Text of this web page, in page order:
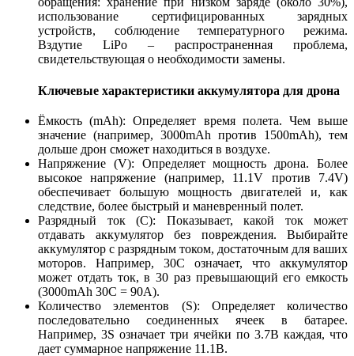
использование сертифицированных зарядных
устройств, соблюдение температурного режима.
Вздутие LiPo – распространенная проблема,
свидетельствующая о необходимости замены.
Ключевые характеристики аккумулятора для дрона
Ёмкость (mAh): Определяет время полета. Чем выше
значение (например, 3000mAh против 1500mAh), тем
дольше дрон сможет находиться в воздухе.
Напряжение (V): Определяет мощность дрона. Более
высокое напряжение (например, 11.1V против 7.4V)
обеспечивает большую мощность двигателей и, как
следствие, более быстрый и маневренный полет.
Разрядный ток (C): Показывает, какой ток может
отдавать аккумулятор без повреждения. Выбирайте
аккумулятор с разрядным током, достаточным для ваших
моторов. Например, 30C означает, что аккумулятор
может отдать ток, в 30 раз превышающий его емкость
(3000mAh 30C = 90A).
Количество элементов (S): Определяет количество
последовательно соединенных ячеек в батарее.
Например, 3S означает три ячейки по 3.7В каждая, что
дает суммарное напряжение 11.1В.